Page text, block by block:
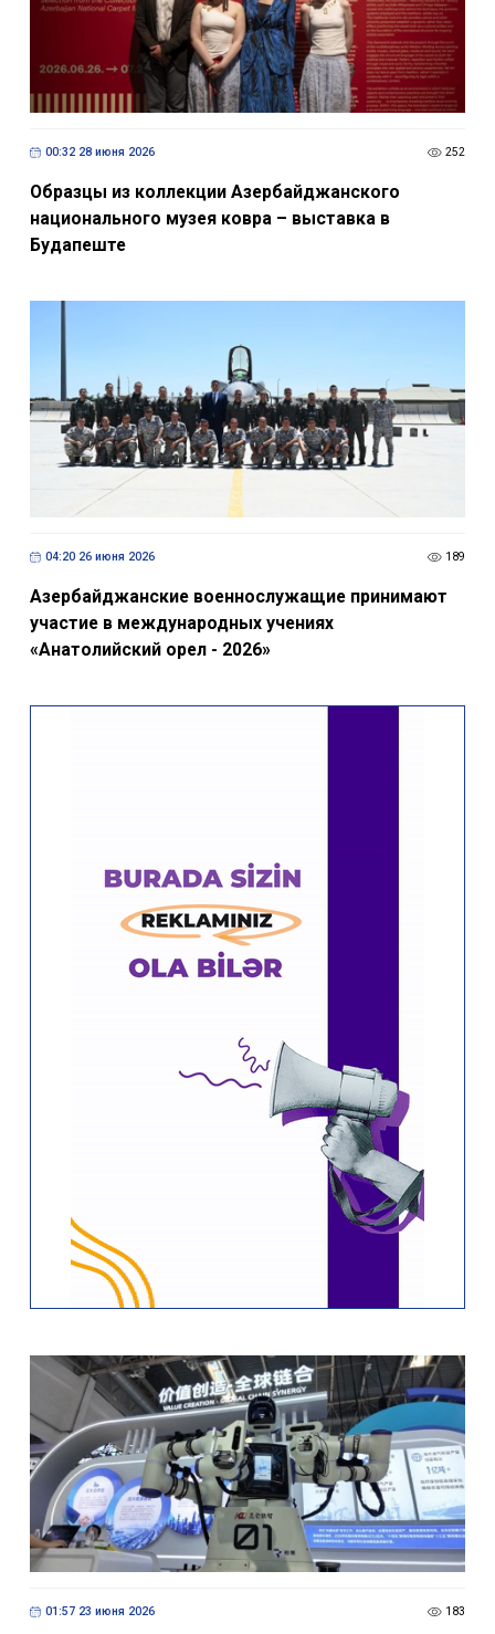
00:32 28 июня 2026 252
Образцы из коллекции Азербайджанского
национального музея ковра – выставка в
Будапеште
04:20 26 июня 2026 189
Азербайджанские военнослужащие принимают
участие в международных учениях
«Анатолийский орел - 2026»
01:57 23 июня 2026 183